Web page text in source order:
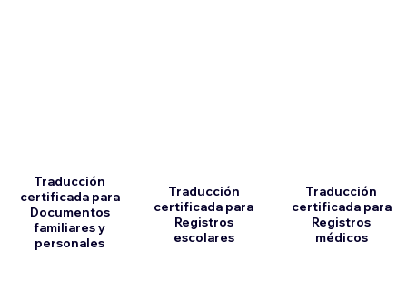
Traducción
certificada para
Documentos
familiares y
personales
Traducción
certificada para
Registros
escolares
Traducción
certificada para
Registros
médicos